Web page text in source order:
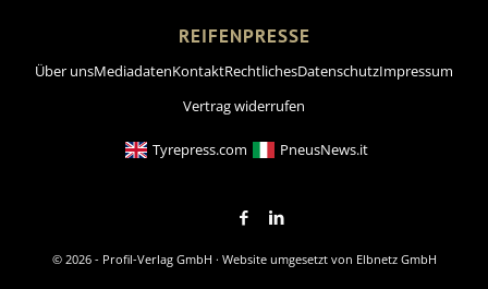
REIFENPRESSE
Über unsMediadatenKontaktRechtlichesDatenschutzImpressum
Vertrag widerrufen
Tyrepress.com PneusNews.it
© 2026 - Profil-Verlag GmbH · Website umgesetzt von Elbnetz GmbH